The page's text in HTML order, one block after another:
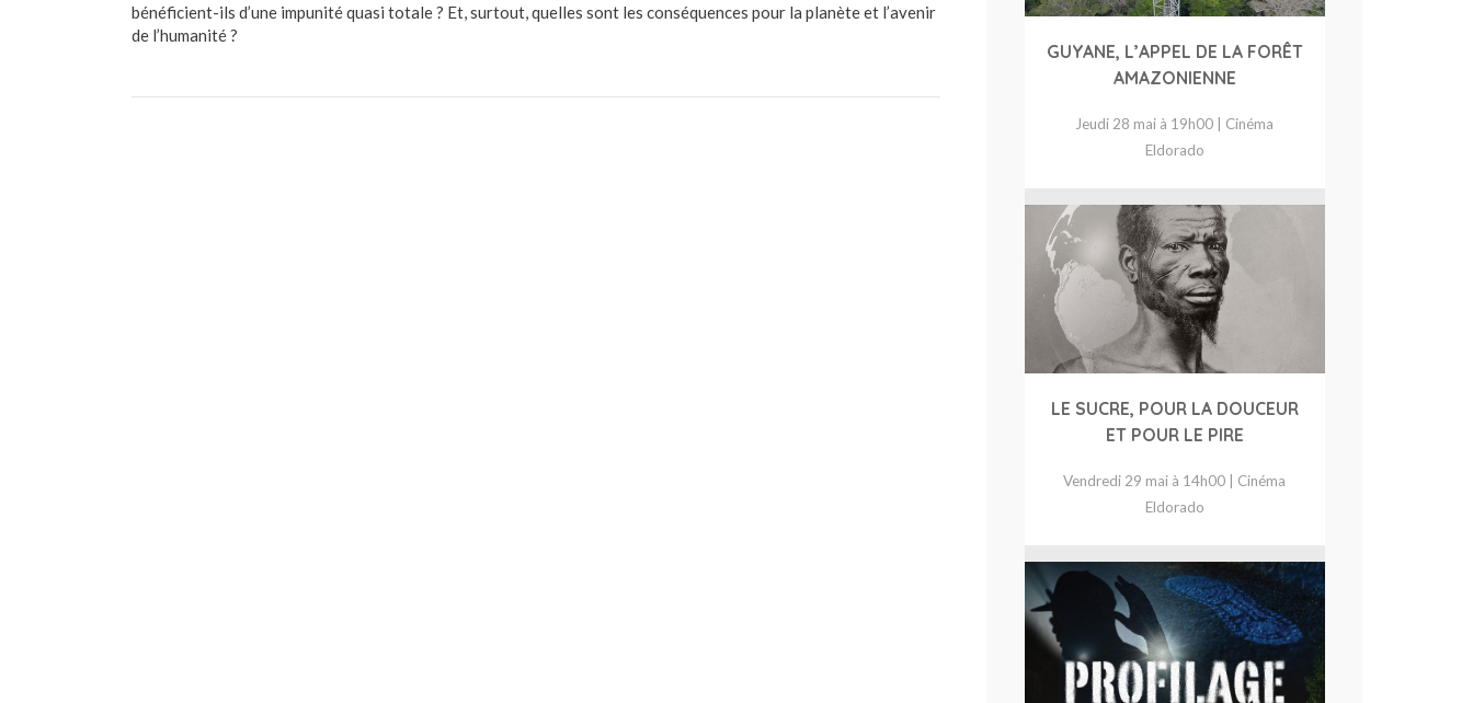
bénéficient-ils d’une impunité quasi totale ? Et, surtout, quelles sont les conséquences pour la planète et l’avenir
de l’humanité ?
GUYANE, L’APPEL DE LA FORÊT
AMAZONIENNE
Jeudi 28 mai à 19h00 | Cinéma
Eldorado
LE SUCRE, POUR LA DOUCEUR
ET POUR LE PIRE
Vendredi 29 mai à 14h00 | Cinéma
Eldorado